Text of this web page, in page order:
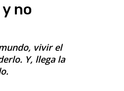
no
vivir el
Y, llega la